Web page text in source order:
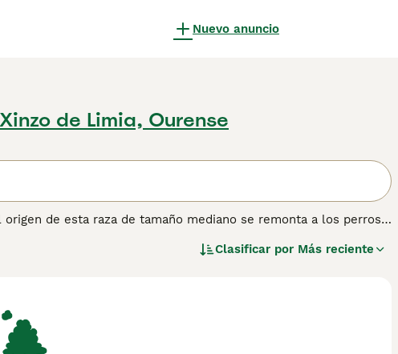
Nuevo anuncio
de Limia, Ourense
de esta raza de tamaño mediano se remonta a los perros
Sennenhund, el Gran Suizo y el Entlebucher, forman las cuatro
Clasificar por Más reciente